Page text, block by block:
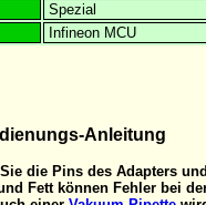
Spezial
Infineon MCU
Anleitung
die Pins des Adapters
Fett können Fehler bei